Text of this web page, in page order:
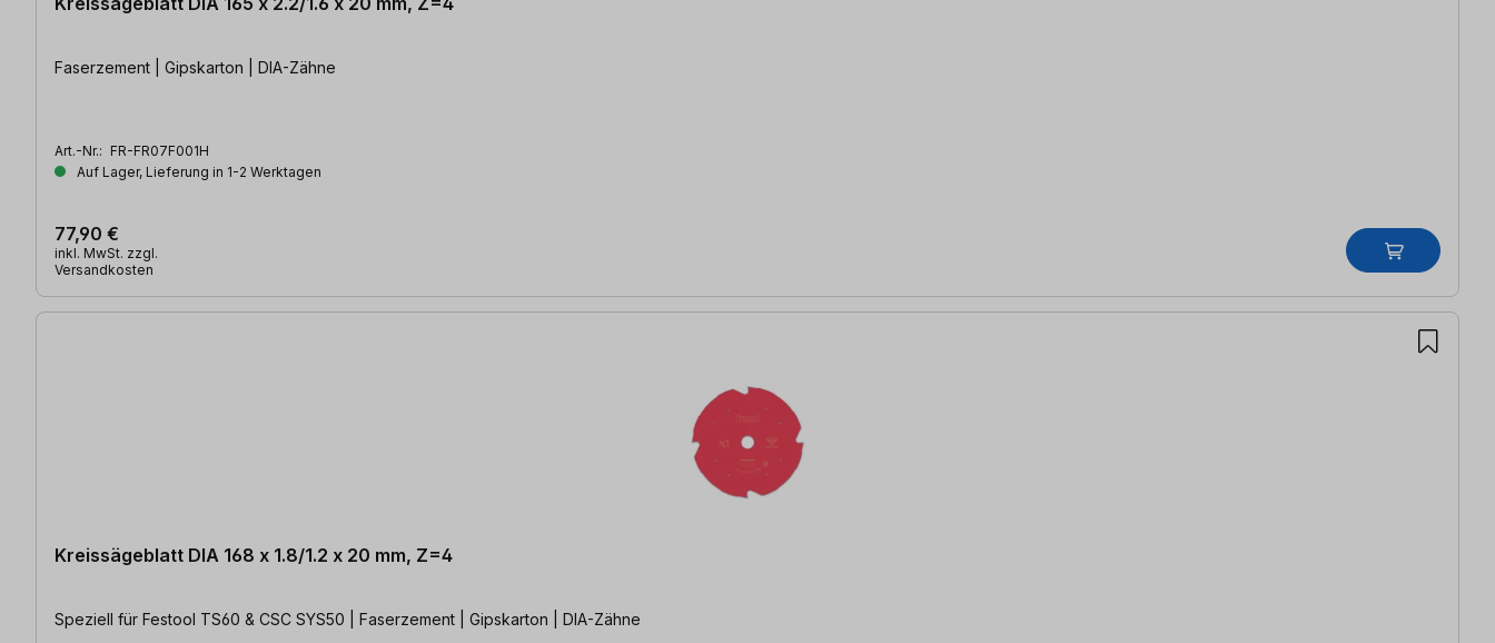
Faserzement | Gipskarton | DIA-Zähne
Art.-Nr.: FR-FR07F001H
Auf Lager, Lieferung in 1-2 Werktagen
77,90 €
inkl. MwSt. zzgl.
Versandkosten
Kreissägeblatt DIA 168 x 1.8/1.2 x 20 mm, Z=4
Speziell für Festool TS60 & CSC SYS50 | Faserzement | Gipskarton | DIA-Zähne